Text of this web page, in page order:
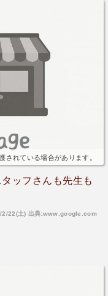
されている場合があります。
ッフさんも先生も
2/22(土) 出典:www.google.com